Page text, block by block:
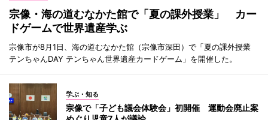
宗像・海の道むなかた館で「夏の課外授業」 カー
ドゲームで世界遺産学ぶ
宗像市が8月1日、海の道むなかた館（宗像市深田）で「夏の課外授業
テンちゃんDAY テンちゃん世界遺産カードゲーム」を開催した。
学ぶ・知る
宗像で「子ども議会体験会」初開催 運動会廃止案